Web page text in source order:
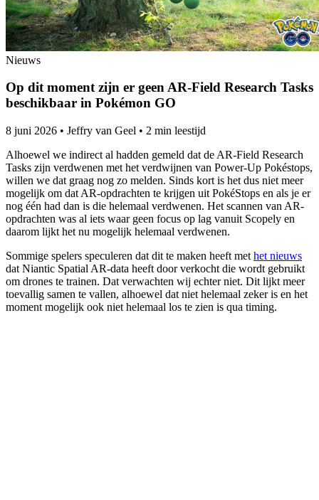
Nieuws
Op dit moment zijn er geen AR-Field Research Tasks
beschikbaar in Pokémon GO
8 juni 2026 • Jeffry van Geel • 2 min leestijd
Alhoewel we indirect al hadden gemeld dat de AR-Field Research
Tasks zijn verdwenen met het verdwijnen van Power-Up Pokéstops,
willen we dat graag nog zo melden. Sinds kort is het dus niet meer
mogelijk om dat AR-opdrachten te krijgen uit PokéStops en als je er
nog één had dan is die helemaal verdwenen. Het scannen van AR-
opdrachten was al iets waar geen focus op lag vanuit Scopely en
daarom lijkt het nu mogelijk helemaal verdwenen.
Sommige spelers speculeren dat dit te maken heeft met het nieuws
dat Niantic Spatial AR-data heeft door verkocht die wordt gebruikt
om drones te trainen. Dat verwachten wij echter niet. Dit lijkt meer
toevallig samen te vallen, alhoewel dat niet helemaal zeker is en het
moment mogelijk ook niet helemaal los te zien is qua timing.